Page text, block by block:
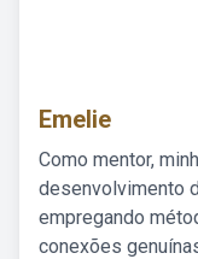
Emelie
Como mentor,
desenvolvimento
empregando
conexões